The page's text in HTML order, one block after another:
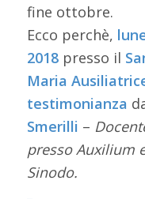
fine ottobre.
Ecco perchè,
2018presso il
Maria
testimonianza
Smerilli –
presso Auxilium
Sinodo.